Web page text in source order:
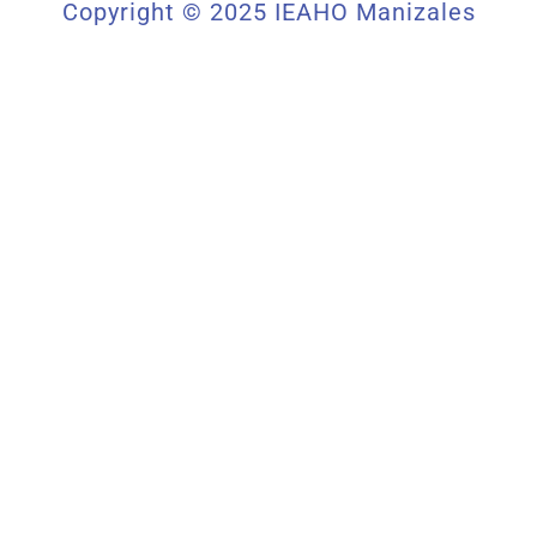
Copyright © 2025 IEAHO Manizales